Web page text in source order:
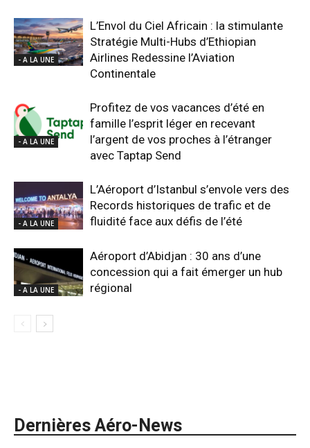
- A LA UNE
L’Envol du Ciel Africain : la stimulante
Stratégie Multi-Hubs d’Ethiopian
Airlines Redessine l’Aviation
Continentale
- A LA UNE
Profitez de vos vacances d’été en
famille l’esprit léger en recevant
l’argent de vos proches à l’étranger
avec Taptap Send
- A LA UNE
L’Aéroport d’Istanbul s’envole vers des
Records historiques de trafic et de
fluidité face aux défis de l’été
- A LA UNE
Aéroport d’Abidjan : 30 ans d’une
concession qui a fait émerger un hub
régional
Dernières Aéro-News